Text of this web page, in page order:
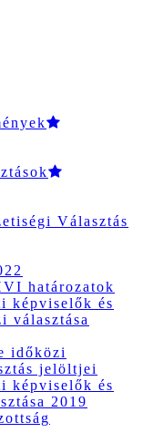
Választás
határozatok
képviselők és
választása
időközi
jelöltjei
képviselők és
2019